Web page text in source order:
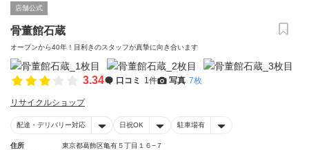
店舗公式
骨董館石蔵
オープンから40年！目利きのスタッフが真摯に向き合います
3.34 口コミ 1件 写真 7枚
リサイクルショップ
配達・デリバリー対応 日祝OK 駐車場有
住所
東京都葛飾区亀有５丁目１６−７